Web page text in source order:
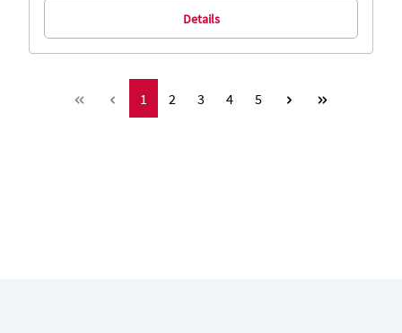
Details
Seite
1 Seite
2 Seite
3 Seite
4 Seite
5